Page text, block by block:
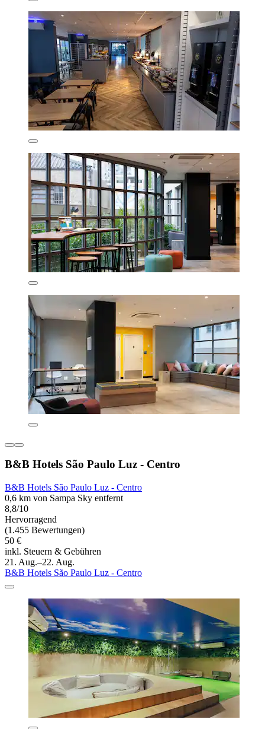
B&B Hotels São Paulo Luz - Centro
B&B Hotels São Paulo Luz - Centro
0,6 km von Sampa Sky entfernt
8,8/10
Hervorragend
(1.455 Bewertungen)
50 €
inkl. Steuern & Gebühren
21. Aug.–22. Aug.
B&B Hotels São Paulo Luz - Centro